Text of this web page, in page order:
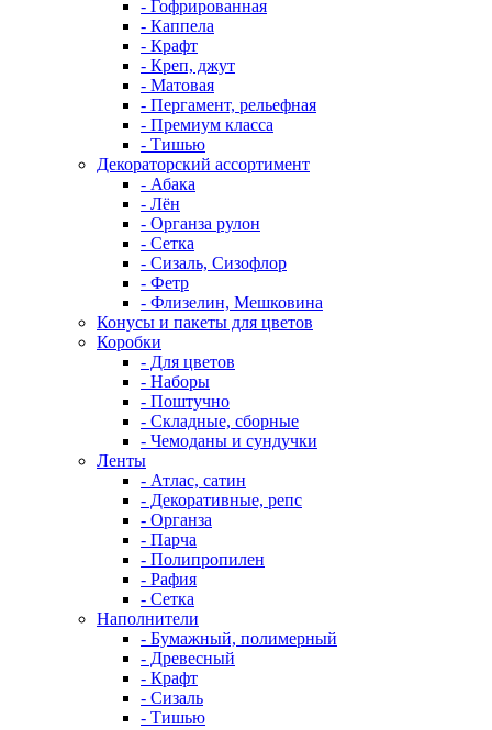
- Гофрированная
- Каппела
- Крафт
- Креп, джут
- Матовая
- Пергамент, рельефная
- Премиум класса
- Тишью
Декораторский ассортимент
- Абака
- Лён
- Органза рулон
- Сетка
- Сизаль, Сизофлор
- Фетр
- Флизелин, Мешковина
Конусы и пакеты для цветов
Коробки
- Для цветов
- Наборы
- Поштучно
- Складные, сборные
- Чемоданы и сундучки
Ленты
- Атлас, сатин
- Декоративные, репс
- Органза
- Парча
- Полипропилен
- Рафия
- Сетка
Наполнители
- Бумажный, полимерный
- Древесный
- Крафт
- Сизаль
- Тишью